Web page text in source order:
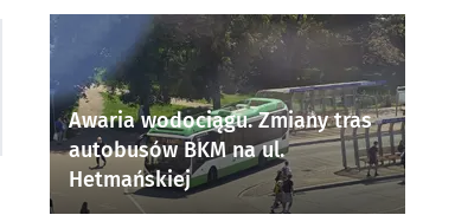
Awaria wodociągu. Zmiany tras
autobusów BKM na ul.
Hetmańskiej